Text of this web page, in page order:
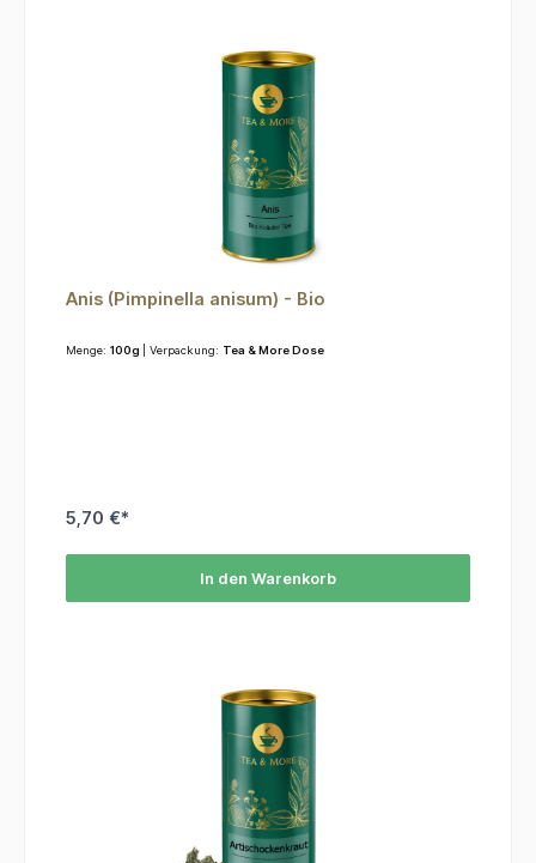
Anis (Pimpinella anisum) - Bio
Menge: 100g | Verpackung: Tea & More Dose
5,70 €*
In den Warenkorb